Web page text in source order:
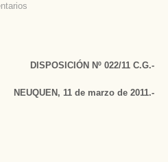
DISPOSICIÓN Nº 022/11 C.G.-
NEUQUEN, 11 de marzo de 2011.-